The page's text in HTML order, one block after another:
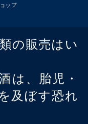
ップ
の販売はい
は、胎児・
及ぼす恐れ